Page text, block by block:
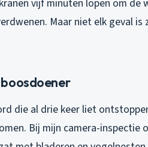
vijf minuten lopen om de
Maar niet elk geval is
die al drie keer liet
Bij mijn camera-inspectie